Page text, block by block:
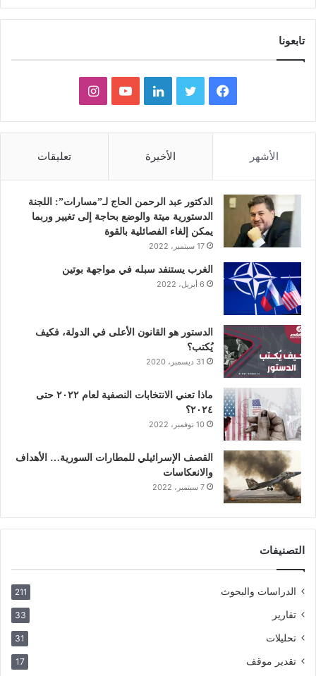
تابعونا
ي
و
ك
و
ر
ي
د
إ
و
و
ب
ن
ق
الأشهر الأخيرة تعليقات
الدكتور عبد الرحمن الحاج لـ”مسارات”: اللجنة
الدستورية ميتة والوضع بحاجة إلى تغيير وربما
يمكن إلغاء الفصائلية بالقوة
17 سبتمبر، 2022
الغرب يستنفد سبله في مواجهة بوتين
6 أبريل، 2022
الدستور هو القانون الأعلى في الدولة، فكيف
يُكتب؟
31 ديسمبر، 2020
ماذا تعني الانتخابات النصفية لعام ٢٠٢٢ حتى
٢٠٢٤؟
10 نوفمبر، 2022
القصف الإسرائيلي للمطارات السورية… الأهداف
والانعكاسات
7 سبتمبر، 2022
التصنيفات
الدراسات والبحوث 211
تقارير 33
تحليلات 31
تقدير موقف 17